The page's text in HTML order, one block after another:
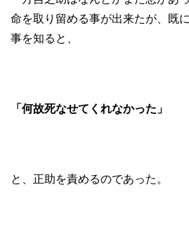
命を取り留める事が出来たが、既
事を知ると、
「何故死なせてくれなかった」
と、正助を責めるのであった。